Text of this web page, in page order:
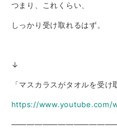
つまり、これくらい、
しっかり受け取れるはず。
↓
「マスカラスがタオルを受け
https://www.youtube.com/